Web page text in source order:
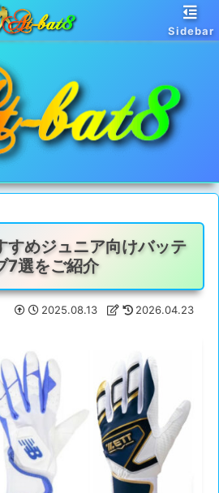
報サイト - アットバットエイト
すめジュニア向けバッテ
7選をご紹介
2025.08.13 2026.04.23
Sidebar